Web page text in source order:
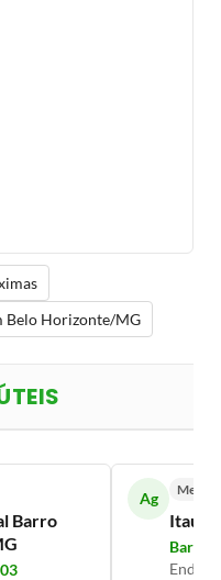
Belo Horizonte/MG
Barro
Ag
Itaú
Barro